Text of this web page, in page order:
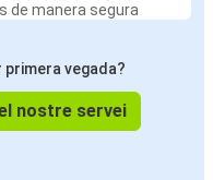
de manera segura
vegada?
nostre servei